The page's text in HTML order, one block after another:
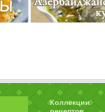
Коллекции